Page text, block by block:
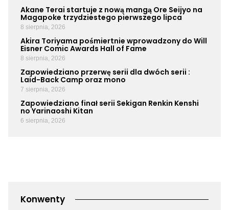
Akane Terai startuje z nową mangą Ore Seijyo na
Magapoke trzydziestego pierwszego lipca
8 sierpnia, 2026
Akira Toriyama pośmiertnie wprowadzony do Will
Eisner Comic Awards Hall of Fame
8 sierpnia, 2026
Zapowiedziano przerwę serii dla dwóch serii :
Laid-Back Camp oraz mono
7 sierpnia, 2026
Zapowiedziano finał serii Sekigan Renkin Kenshi
no Yarinaoshi Kitan
6 sierpnia, 2026
Konwenty